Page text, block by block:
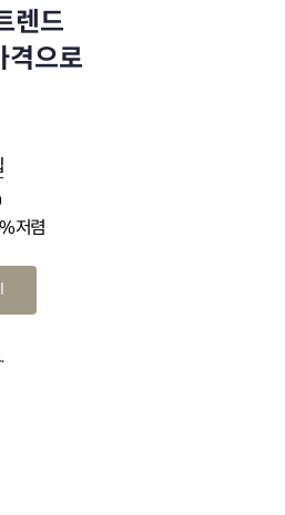
렌드
격으로
저렴